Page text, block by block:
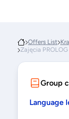
Offers List
Zajęcia
Group
Language